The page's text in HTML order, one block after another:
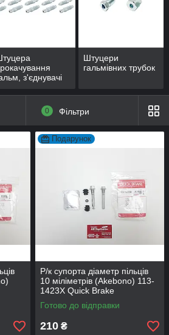
з'єднувачі
Штуцери
гальмівних трубок
0 Фільтри
Подарунок
Р/к супорта діаметр пільців
10 міліметрів (Akebono) 113-
1423X Quick Brake
Готово до відправки
210 ₴